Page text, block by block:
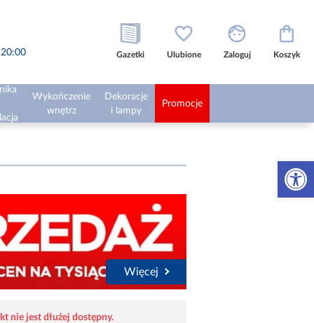
Otwórz
Gazetki Ulubione Zaloguj Koszyk
Wykończenie
wnętrz
Dekoracje
i lampy
Promocje
Więcej
nie jest dłużej dostępny.